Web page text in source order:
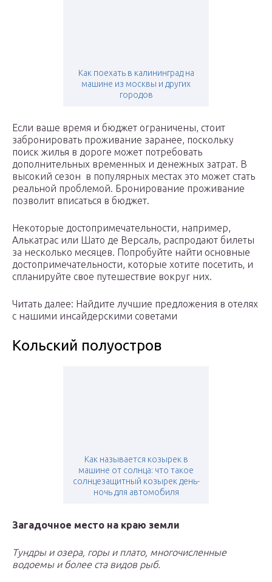
Как поехать в калининград на
машине из москвы и других
городов
Если ваше время и бюджет ограничены, стоит
забронировать проживание заранее, поскольку
поиск жилья в дороге может потребовать
дополнительных временных и денежных затрат. В
высокий сезон в популярных местах это может стать
реальной проблемой. Бронирование проживание
позволит вписаться в бюджет.
Некоторые достопримечательности, например,
Алькатрас или Шато де Версаль, распродают билеты
за несколько месяцев. Попробуйте найти основные
достопримечательности, которые хотите посетить, и
спланируйте свое путешествие вокруг них.
Читать далее: Найдите лучшие предложения в отелях
с нашими инсайдерскими советами
Кольский полуостров
Как называется козырек в
машине от солнца: что такое
солнцезащитный козырек день-
ночь для автомобиля
Загадочное место на краю земли
Тундры и озера, горы и плато, многочисленные
водоемы и более ста видов рыб.